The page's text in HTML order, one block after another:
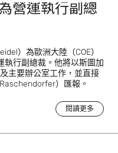
營運執行副總
）為歐洲大陸（COE）
執行副總裁。他將以斯圖加
主要辦公室工作，並直接
）匯報。
閱讀更多